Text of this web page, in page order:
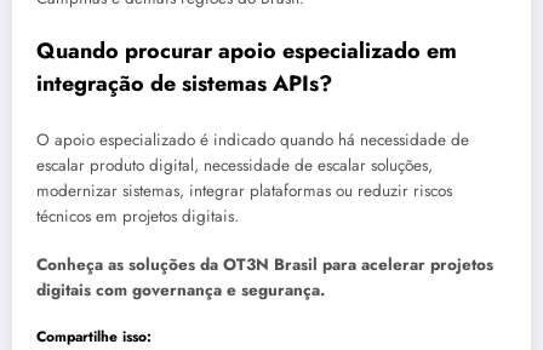
Quando procurar apoio especializado em
integração de sistemas APIs?
O apoio especializado é indicado quando há necessidade de
escalar produto digital, necessidade de escalar soluções,
modernizar sistemas, integrar plataformas ou reduzir riscos
técnicos em projetos digitais.
Conheça as soluções da OT3N Brasil para acelerar projetos
digitais com governança e segurança.
Compartilhe isso: